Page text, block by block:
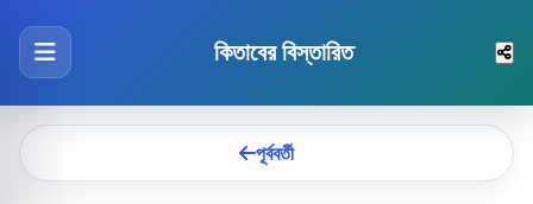
কিতাবের বিস্তারিত
পূর্ববর্তী